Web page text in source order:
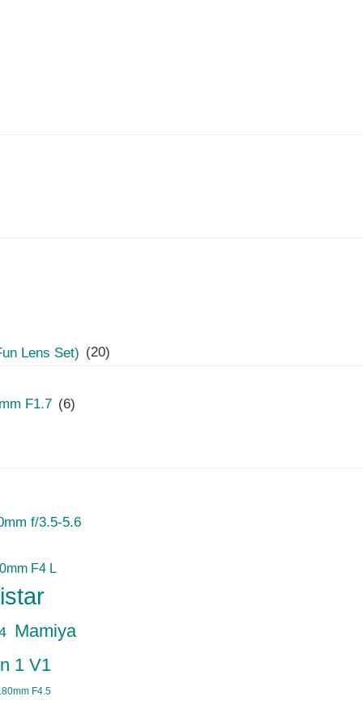
Lens Set) (20)
F1.7 (6)
f/3.5-5.6
F4 L
Mamiya
1 V1
F4.5